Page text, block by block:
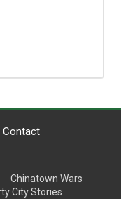
Contact
Chinatown Wars
City Stories